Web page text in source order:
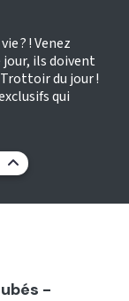
? ! Venez
jour, ils doivent
du jour !
qui
-